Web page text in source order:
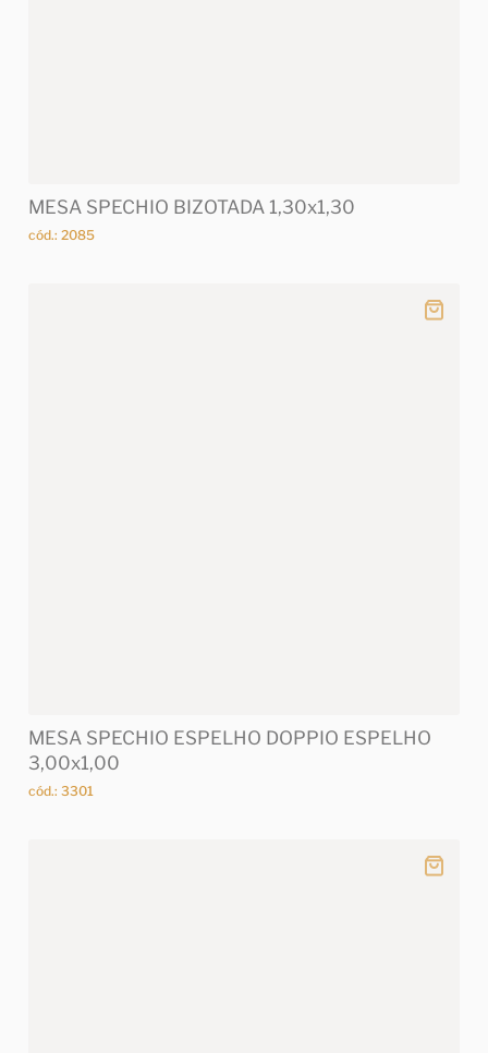
MESA SPECHIO BIZOTADA 1,30x1,30
cód.: 2085
MESA SPECHIO ESPELHO DOPPIO ESPELHO
3,00x1,00
cód.: 3301